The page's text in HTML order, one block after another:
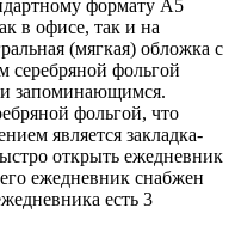
формату А5
в офисе, так и на
(мягкая) обложка с
серебряной фольгой
запоминающимся.
фольгой, что
является закладка-
открыть ежедневник
ежедневник снабжен
есть 3